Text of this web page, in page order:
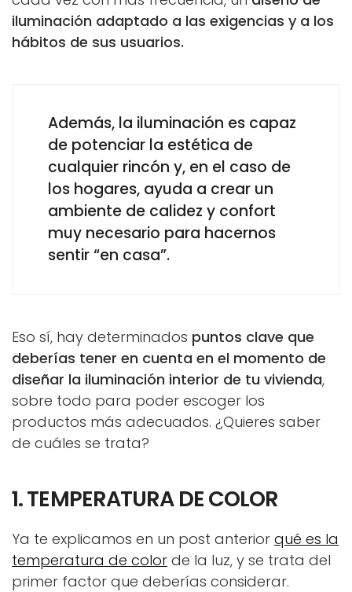
iluminación adaptado a las exigencias y a los
hábitos de sus usuarios.
Además, la iluminación es capaz
de potenciar la estética de
cualquier rincón y, en el caso de
los hogares, ayuda a crear un
ambiente de calidez y confort
muy necesario para hacernos
sentir “en casa”.
Eso sí, hay determinados puntos clave que
deberías tener en cuenta en el momento de
diseñar la iluminación interior de tu vivienda,
sobre todo para poder escoger los
productos más adecuados. ¿Quieres saber
de cuáles se trata?
1. TEMPERATURA DE COLOR
Ya te explicamos en un post anterior qué es la
temperatura de color de la luz, y se trata del
primer factor que deberías considerar.